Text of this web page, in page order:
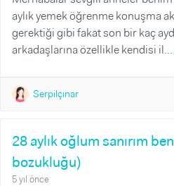
aylık yemek öğrenme konuşma
gerektiği gibi fakat son bir kaç
arkadaşlarına özellikle kendisi il...
Serpilçınar
28 aylık oğlum sanırım
bozukluğu)
5 yıl önce